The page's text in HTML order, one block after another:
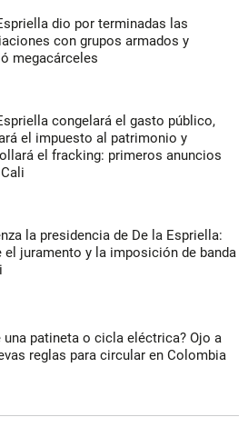
dio por terminadas las
con grupos armados y
megacárceles
congelará el gasto público,
el impuesto al patrimonio y
el fracking: primeros anuncios
la presidencia de De la Espriella:
el juramento y la imposición de banda
una patineta o cicla eléctrica? Ojo a
reglas para circular en Colombia